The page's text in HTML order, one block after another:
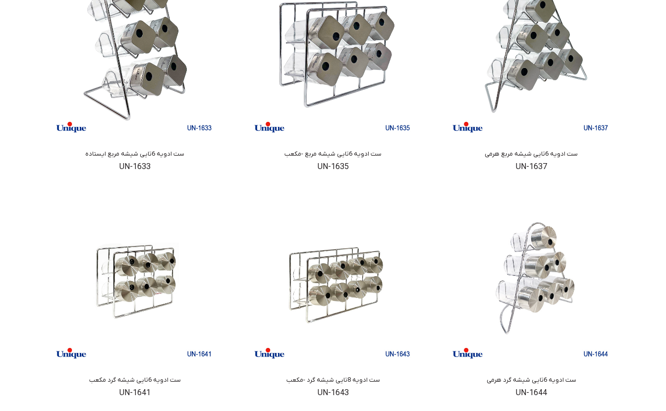
ست ادویه 6تایی شیشه مربع ایستاده
UN-1633
ست ادویه 6تایی شیشه مربع -مکعب
UN-1635
ست ادویه 6تایی شیشه مربع هرمی
UN-1637
ست ادویه 6تایی شیشه گرد مکعب
UN-1641
ست ادویه 8تایی شیشه گرد -مکعب
UN-1643
ست ادویه 6تایی شیشه گرد هرمی
UN-1644